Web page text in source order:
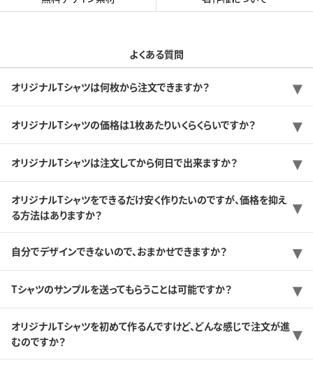
よくある質問
オリジナルTシャツは何枚から注文できますか？
オリジナルTシャツの価格は1枚あたりいくらくらいですか？
オリジナルTシャツは注文してから何日で出来ますか？
オリジナルTシャツをできるだけ安く作りたいのですが、価格を抑え
る方法はありますか？
自分でデザインできないので、おまかせできますか？
Tシャツのサンプルを送ってもらうことは可能ですか？
オリジナルTシャツを初めて作るんですけど、どんな感じで注文が進
むのですか？